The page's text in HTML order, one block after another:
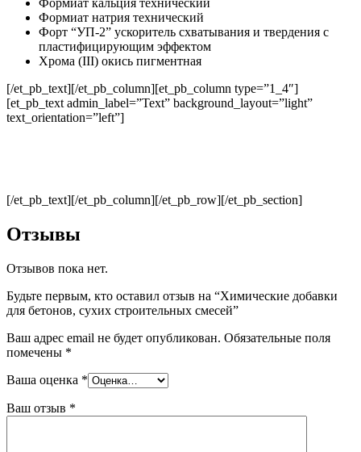
Формиат кальция технический
Формиат натрия технический
Форт “УП-2” ускоритель схватывания и твердения с
пластифицирующим эффектом
Хрома (III) окись пигментная
[/et_pb_text][/et_pb_column][et_pb_column type=”1_4″]
[et_pb_text admin_label=”Text” background_layout=”light”
text_orientation=”left”]
[/et_pb_text][/et_pb_column][/et_pb_row][/et_pb_section]
Отзывы
Отзывов пока нет.
Будьте первым, кто оставил отзыв на “Химические добавки
для бетонов, сухих строительных смесей”
Ваш адрес email не будет опубликован. Обязательные поля
помечены *
Ваша оценка *
Ваш отзыв *